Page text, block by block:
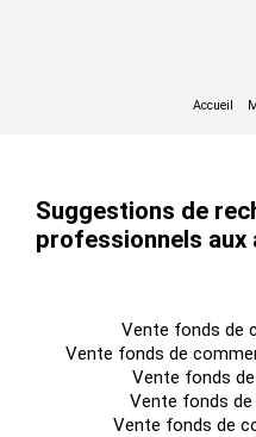
Suggestions de
professionnels aux
Vente fonds de
Vente fonds de
Vente fonds
Vente fonds
Vente fonds de